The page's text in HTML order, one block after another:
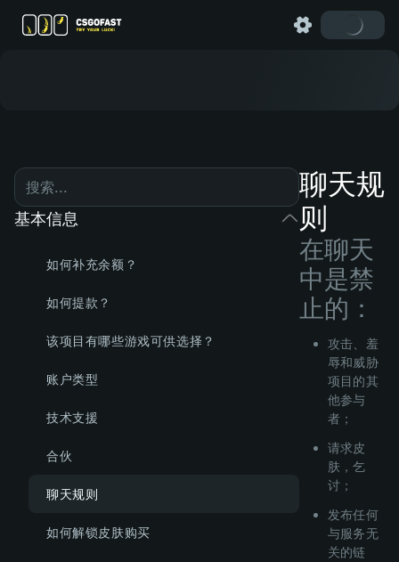
基本信息
如何补充余额？
如何提款？
该项目有哪些游戏可供选择？
账户类型
技术支援
合伙
聊天规则
如何解锁皮肤购买
聊天规
则
在聊天
中是禁
止的：
攻击、羞
辱和威胁
项目的其
他参与
者；
请求皮
肤，乞
讨；
发布任何
与服务无
关的链